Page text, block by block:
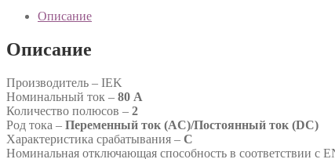
Описание
Описание
Производитель – IEK
Номинальный ток – 80 А
Количество полюсов – 2
Род тока – Переменный ток (AC)/Постоянный ток (DC)
Характеристика срабатывания – C
Номинальная отключающая способность в соответствии с